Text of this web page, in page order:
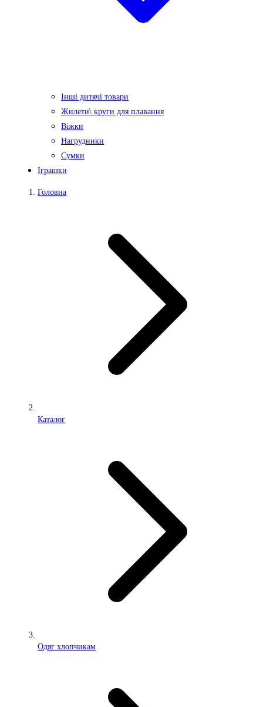
Інші дитячі товари
Жилети\ круги для плавання
Віжки
Нагрудники
Сумки
Іграшки
Головна
Каталог
Одяг хлопчикам